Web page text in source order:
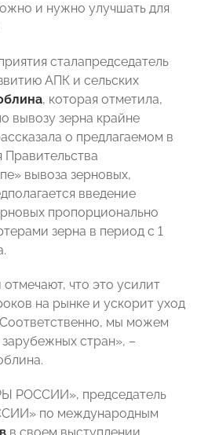
и нужно улучшать для
сталапредседатель
АПК и сельских
, которая отметила,
вывозу зерна крайне
о предлагаемом в
Правительства
вывоза зерновых,
введение
пропорционально
зерна в период с 1
что это усилит
на рынке и ускорит уход
мы можем
стран», –
РОССИИ», председатель
по международным